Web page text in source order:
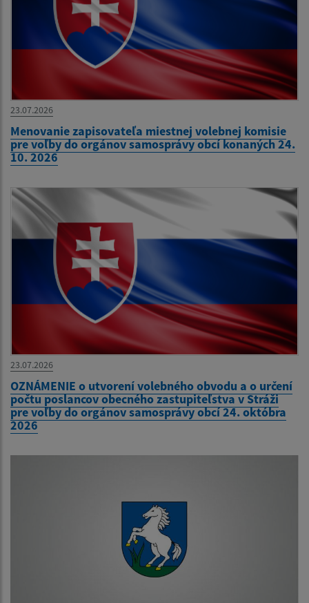
23.07.2026
Menovanie zapisovateľa miestnej volebnej komisie
pre voľby do orgánov samosprávy obcí konaných 24.
10. 2026
23.07.2026
OZNÁMENIE o utvorení volebného obvodu a o určení
počtu poslancov obecného zastupiteľstva v Stráži
pre voľby do orgánov samosprávy obcí 24. októbra
2026